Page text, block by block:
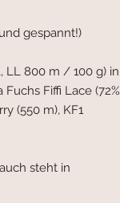
gespannt!)
LL 800 m / 100 g) in
Fiffi Lace (72%
(550 m), KF1
steht in